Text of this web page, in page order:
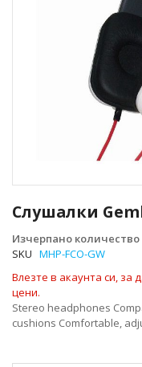
Слушалки
Изчерпано количество
SKU MHP-FCO-GW
Влезте в акаунта си, за
цени.
Stereo headphones
cushions Comfortable,
към
началото
на
галерия
снимки